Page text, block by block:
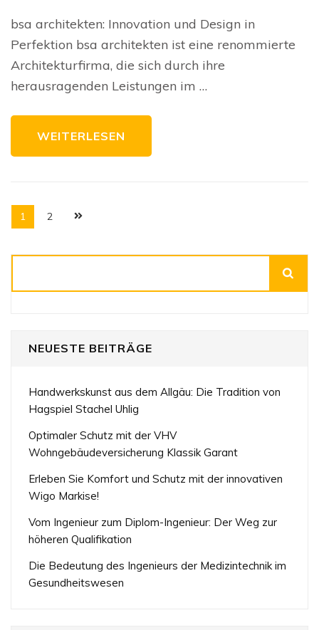
bsa
Ästhetik
Funktionalität
Perfektion
bsa architekten: Innovation und Design in
Perfektion bsa architekten ist eine renommierte
Architekturfirma, die sich durch ihre
herausragenden Leistungen im …
WEITERLESEN
Seitennummerierung
der
Beiträge
Seite
1 Seite
2
NEUESTE BEITRÄGE
Handwerkskunst aus dem Allgäu: Die Tradition von
Hagspiel Stachel Uhlig
Optimaler Schutz mit der VHV
Wohngebäudeversicherung Klassik Garant
Erleben Sie Komfort und Schutz mit der innovativen
Wigo Markise!
Vom Ingenieur zum Diplom-Ingenieur: Der Weg zur
höheren Qualifikation
Die Bedeutung des Ingenieurs der Medizintechnik im
Gesundheitswesen